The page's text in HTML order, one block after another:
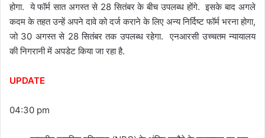
होगा. ये फॉर्म सात अगस्त से 28 सितंबर के बीच उपलब्ध होंगे. इसके बाद अगले
कदम के तहत उन्हें अपने दावे को दर्ज कराने के लिए अन्य निर्दिष्ट फॉर्म भरना होगा,
जो 30 अगस्त से 28 सितंबर तक उपलब्ध रहेगा. एनआरसी उच्चतम न्यायालय
की निगरानी में अपडेट किया जा रहा है.
UPDATE
04:30 pm